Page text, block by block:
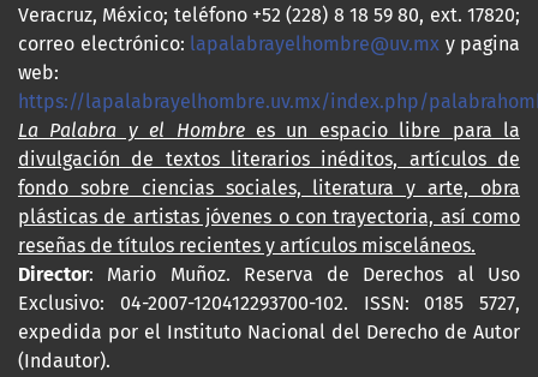
Veracruz, México; teléfono +52 (228) 8 18 59 80, ext. 17820;
correo electrónico: lapalabrayelhombre@uv.mx y pagina
web:
https://lapalabrayelhombre.uv.mx/index.php/
La Palabra y el Hombre es un espacio libre para la
divulgación de textos literarios inéditos, artículos de
fondo sobre ciencias sociales, literatura y arte, obra
plásticas de artistas jóvenes o con trayectoria, así como
reseñas de títulos recientes y artículos misceláneos.
Director: Mario Muñoz. Reserva de Derechos al Uso
Exclusivo: 04-2007-120412293700-102. ISSN: 0185 5727,
expedida por el Instituto Nacional del Derecho de Autor
(Indautor).